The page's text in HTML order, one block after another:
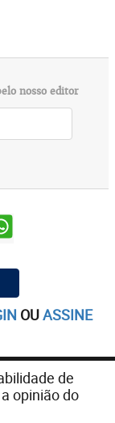
nosso editor
OUASSINE
de
opinião do